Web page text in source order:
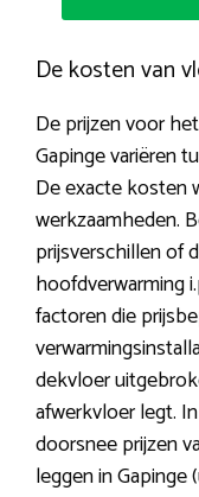
De kosten van
De prijzen voor
Gapinge variëren
De exacte kosten
werkzaamheden.
prijsverschillen of
hoofdverwarming
factoren die
dekvloer
afwerkvloer legt.
doorsnee prijzen
leggen in Gapinge